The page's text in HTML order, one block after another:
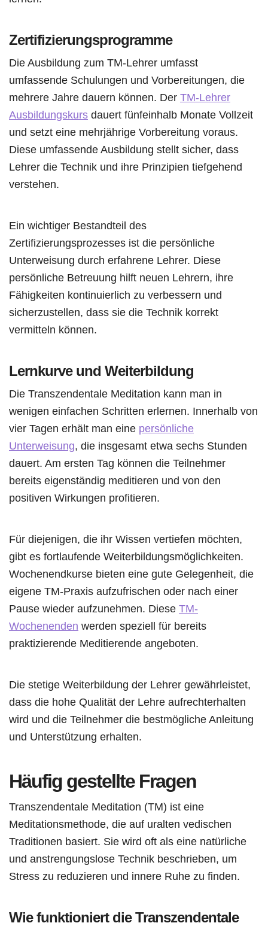
Zertifizierungsprogramme
Die Ausbildung zum TM-Lehrer umfasst
umfassende Schulungen und Vorbereitungen, die
mehrere Jahre dauern können. Der TM-Lehrer
Ausbildungskurs dauert fünfeinhalb Monate Vollzeit
und setzt eine mehrjährige Vorbereitung voraus.
Diese umfassende Ausbildung stellt sicher, dass
Lehrer die Technik und ihre Prinzipien tiefgehend
verstehen.
Ein wichtiger Bestandteil des
Zertifizierungsprozesses ist die persönliche
Unterweisung durch erfahrene Lehrer. Diese
persönliche Betreuung hilft neuen Lehrern, ihre
Fähigkeiten kontinuierlich zu verbessern und
sicherzustellen, dass sie die Technik korrekt
vermitteln können.
Lernkurve und Weiterbildung
Die Transzendentale Meditation kann man in
wenigen einfachen Schritten erlernen. Innerhalb von
vier Tagen erhält man eine persönliche
Unterweisung, die insgesamt etwa sechs Stunden
dauert. Am ersten Tag können die Teilnehmer
bereits eigenständig meditieren und von den
positiven Wirkungen profitieren.
Für diejenigen, die ihr Wissen vertiefen möchten,
gibt es fortlaufende Weiterbildungsmöglichkeiten.
Wochenendkurse bieten eine gute Gelegenheit, die
eigene TM-Praxis aufzufrischen oder nach einer
Pause wieder aufzunehmen. Diese TM-
Wochenenden werden speziell für bereits
praktizierende Meditierende angeboten.
Die stetige Weiterbildung der Lehrer gewährleistet,
dass die hohe Qualität der Lehre aufrechterhalten
wird und die Teilnehmer die bestmögliche Anleitung
und Unterstützung erhalten.
Häufig gestellte Fragen
Transzendentale Meditation (TM) ist eine
Meditationsmethode, die auf uralten vedischen
Traditionen basiert. Sie wird oft als eine natürliche
und anstrengungslose Technik beschrieben, um
Stress zu reduzieren und innere Ruhe zu finden.
Wie funktioniert die Transzendentale